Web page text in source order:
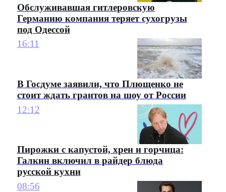
Обслуживавшая гитлеровскую
Германию компания теряет сухогрузы
под Одессой
16:11
В Госдуме заявили, что Плющенко не
стоит ждать грантов на шоу от России
12:12
Пирожки с капустой, хрен и горчица:
Галкин включил в райдер блюда
русской кухни
08:56